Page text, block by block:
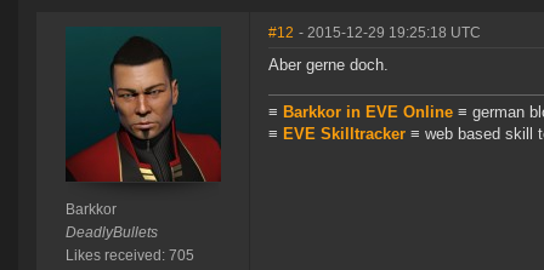
Barkkor
DeadlyBullets
Likes received: 705
#12 - 2015-12-29 19:25:18 UTC
Aber gerne doch.
≡ Barkkor in EVE Online ≡ german
≡ EVE Skilltracker ≡ web based skill